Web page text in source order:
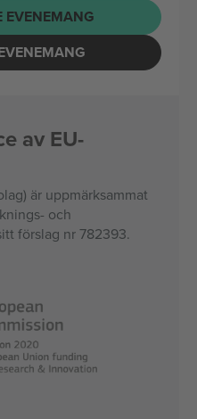
EVENEMANG
av EU-
är uppmärksammat
och
förslag nr 782393.